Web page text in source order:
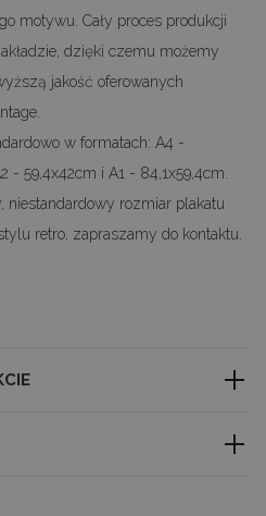
motywu. Cały proces produkcji
dzięki czemu możemy
jakość oferowanych
w formatach: A4 -
- 59,4x42cm i A1 - 84,1x59,4cm.
niestandardowy rozmiar plakatu
retro, zapraszamy do kontaktu.